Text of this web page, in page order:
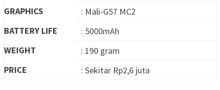
GRAPHICS
: Mali-G57 MC2
BATTERY LIFE
: 5000mAh
WEIGHT
: 190 gram
PRICE
: Sekitar Rp2,6 juta